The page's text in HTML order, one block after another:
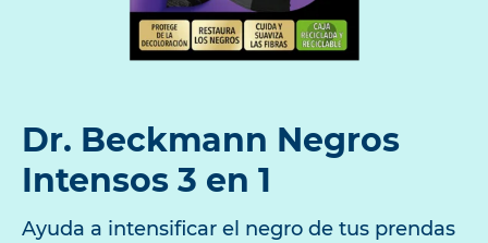
Dr. Beckmann Negros
Intensos 3 en 1
Ayuda a intensificar el negro de tus prendas